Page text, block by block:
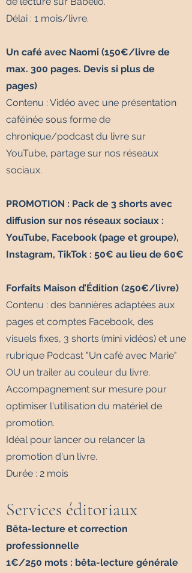
Délai : 1 mois/livre.
Un café avec Naomi (150€/livre de
max. 300 pages. Devis si plus de
pages)
Contenu : Vidéo avec une présentation
caféinée sous forme de
chronique/podcast du livre sur
YouTube, partage sur nos réseaux
sociaux.
PROMOTION : Pack de 3 shorts avec
diffusion sur nos réseaux sociaux :
YouTube, Facebook (page et groupe),
Instagram, TikTok : 50€ au lieu de 60€
Forfaits Maison d’Édition (250€/livre)
Contenu : des bannières adaptées aux
pages et comptes Facebook, des
visuels fixes, 3 shorts (mini vidéos) et une
rubrique Podcast "Un café avec Marie"
OU un trailer au couleur du livre.
Accompagnement sur mesure pour
optimiser l'utilisation du matériel de
promotion.
Idéal pour lancer ou relancer la
promotion d'un livre.
Durée : 2 mois
Services éditoriaux
Bêta-lecture et correction
professionnelle
1€/250 mots : bêta-lecture générale